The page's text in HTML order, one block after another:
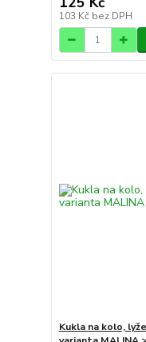
103 Kč bez DPH
Kukla na kolo,